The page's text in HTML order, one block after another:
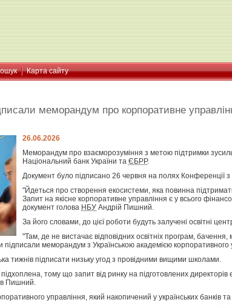
Карта сайту
меморандум про корпоративне
26.06.2026
Меморандум про взаєморозуміння з метою підтримки
Національний банк України та ЄБРР.
Документ було підписано 26 червня на полях Конференції
"Йдеться про створення екосистеми, яка повинна
Запит на якісне корпоративне управління є у всього
документ голова НБУ Андрій Пишний.
За його словами, до цієї роботи будуть залучені освітні
"Там, де не вистачає відповідних освітніх програм,
підписали меморандум з Українською академією
тижнів підписати низьку угод з провідними вищими школами.
тому що запит від ринку на підготовлених директорів
Пишний.
управління, який накопичений у українських банків